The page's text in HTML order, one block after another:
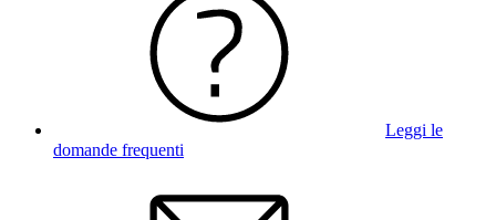
Leggi le
domande frequenti